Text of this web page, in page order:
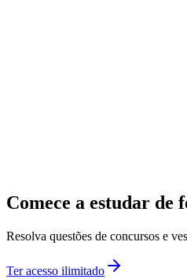
Comece a estudar de
Resolva questões de concursos e
Ter acesso ilimitado